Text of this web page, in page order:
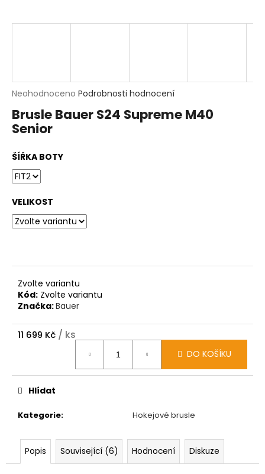
Průměrné
produktu
je
z
5
hvězdiček.
Neohodnoceno Podrobnosti hodnocení
Brusle Bauer S24 Supreme M40
Senior
ŠÍŘKA BOTY
VELIKOST
Zvolte variantu
Kód: Zvolte variantu
Značka:Bauer
11 699 Kč / ks
DO KOŠÍKU
Kategorie: Hokejové brusle
Hlídat
Popis Související (6) Hodnocení Diskuze
D
o
p
o
r
č
u
e
m
e